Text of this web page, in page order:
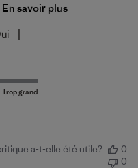
En savoir plus
|
a-t-elle été utile?
0
0